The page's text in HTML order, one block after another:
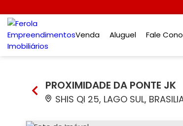
Venda Aluguel Fale
PROXIMIDADE DA PONTE JK
SHIS QI 25, LAGO SUL,